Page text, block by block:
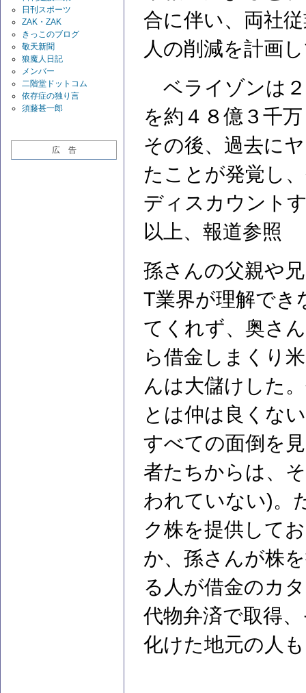
日刊スポーツ
ZAK・ZAK
きっこのブログ
敬天新聞
狼魔人日記
メンバー
二階堂ドットコム
依存症の独り言
須藤甚一郎
広 告
合に伴い、両社
人の削減を計画
ベライゾンは２
を約４８億３千
その後、過去に
たことが発覚し
ディスカウント
以上、報道参照
孫さんの父親や
T業界が理解でき
てくれず、奥さ
ら借金しまくり
んは大儲けした
とは仲は良くな
すべての面倒を
者たちからは、
われていない)。
ク株を提供して
か、孫さんが株
る人が借金のカ
代物弁済で取得
化けた地元の人